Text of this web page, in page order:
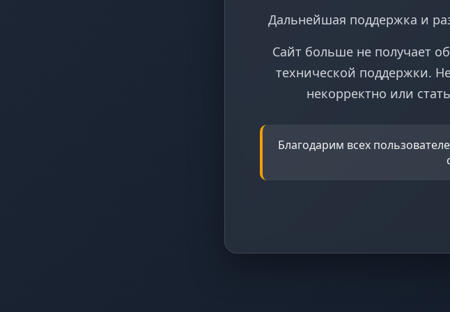
Дальнейшая поддержка и
Сайт больше не получает
технической поддержки.
некорректно или
Благодарим всех